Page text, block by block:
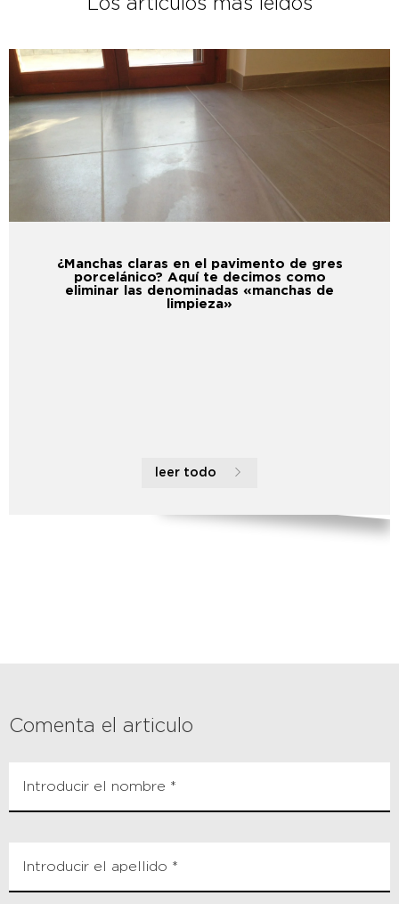
¿Manchas claras en el pavimento de gres
porcelánico? Aquí te decimos como
eliminar las denominadas «manchas de
limpieza»
leer todo
Comenta el articulo